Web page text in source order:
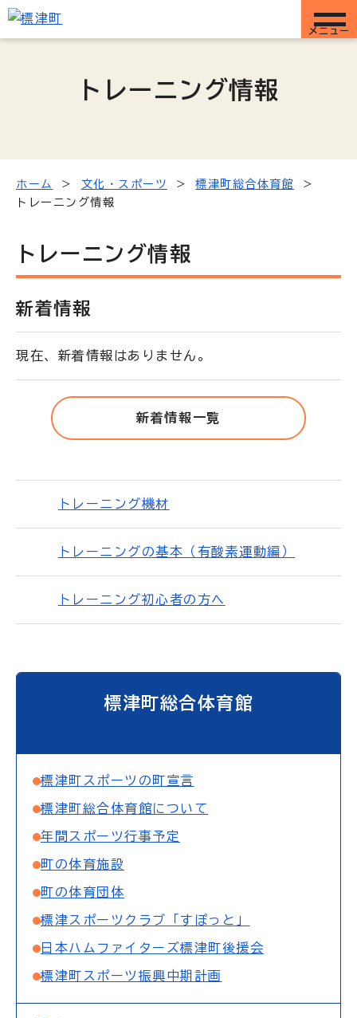
メニュー
トレーニング情報
ホーム 文化・スポーツ
標津町総合体育館
トレーニング情報
トレーニング情報
新着情報
現在、新着情報はありません。
新着情報一覧
トレーニング機材
トレーニングの基本（有酸素運動編）
トレーニング初心者の方へ
標津町総合体育館
標津町スポーツの町宣言
標津町総合体育館について
年間スポーツ行事予定
町の体育施設
町の体育団体
標津スポーツクラブ「すぽっと」
日本ハムファイターズ標津町後援会
標津町スポーツ振興中期計画